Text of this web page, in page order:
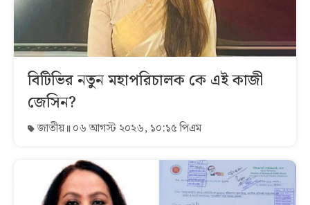
বিটিভির নতুন মহাপরিচালক কে এই কাজী
জেসিন?
জাতীয় ০৬ আগস্ট ২০২৬, ১০:১৫ পিএম